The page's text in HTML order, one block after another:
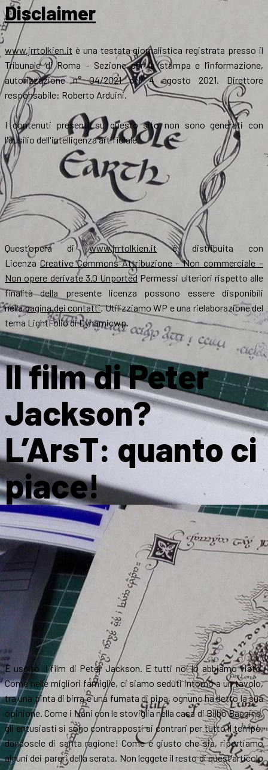
Disclaimer
www.jrrtolkien.it è una testata giornalistica registrata presso il
Tribunale di Roma - Sezione per la stampa e l’informazione,
autorizzazione n° 04/2021 del 4 agosto 2021. Direttore
responsabile: Roberto Arduini.
I contenuti presenti su questo sito non sono generati con
l'ausilio dell'intelligenza artificiale.
Quest’opera diwww.jrrtolkien.it è distribuita con
Licenza Creative Commons Attribuzione – Non commerciale –
Non opere derivate 3.0 Unported Permessi ulteriori rispetto alle
finalità della presente licenza possono essere disponibili
nellapagina dei contatti. Utilizziamo WP e una rielaborazione del
tema LightFolio di Dynamicwp.
Il film di Peter
Jackson?
L’ArsT: quanto ci
piace!
È uscito il film di Peter Jackson. E tutti noi lo abbiamo visto.
Come nelle migliori famiglie, ci siamo seduti intorno a un tavolo,
tra una pinta di birra e una fumata di pipa, ognuno ha detto la sua
opinione. Come i Nani con le stoviglia nella casa di Bilbo Baggins,
gli entusiasti si sono contrapposti ai contrari per tutto il tempo,
dandosele di santa ragione! Come è giusto che sia, riportiamo
alcuni dei pareri della serata. Non leggete il resto di quest’articolo